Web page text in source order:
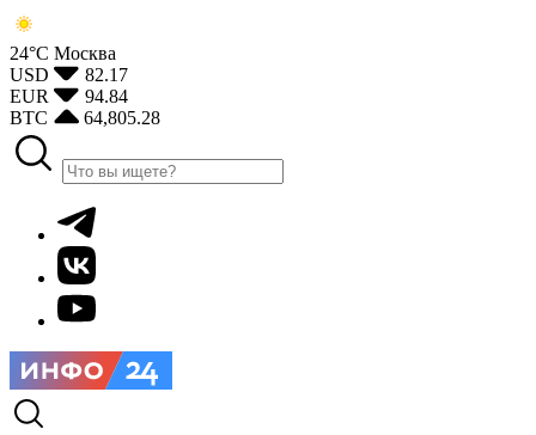
24°С Москва
USD
82.17
EUR
94.84
BTC
64,805.28